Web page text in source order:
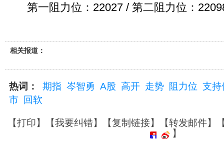
第一阻力位：22027 / 第二阻力位：
相关报道：
热词： 期指 岑智勇 A股 高开 走势 阻力位 支持
市
回软
【打印】【我要纠错】【复制链接】【转发邮件】
】